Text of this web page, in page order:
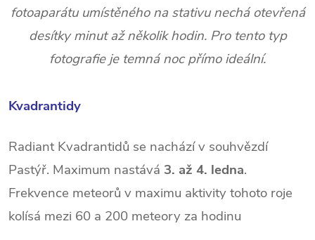
fotoaparátu umístěného na stativu nechá otevřená
desítky minut až několik hodin. Pro tento typ
fotografie je temná noc přímo ideální.
Kvadrantidy
Radiant Kvadrantidů se nachází v souhvězdí
Pastýř. Maximum nastává 3. až 4. ledna.
Frekvence meteorů v maximu aktivity tohoto roje
kolísá mezi 60 a 200 meteory za hodinu